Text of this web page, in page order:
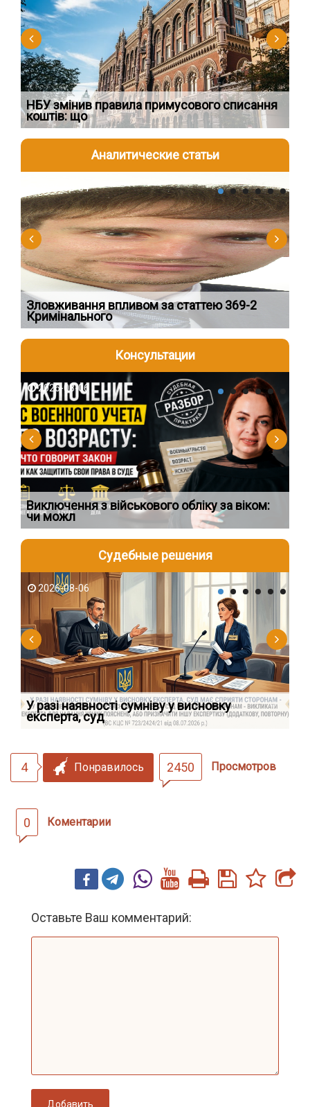
НБУ змінив правила примусового списання
коштів: що
Аналитические статьи
2026-08-04
Зловживання впливом за статтею 369-2
Кримінального
Консультации
2026-08-06
Виключення з військового обліку за віком:
чи можл
Судебные решения
2026-08-06
У разі наявності сумніву у висновку
експерта, суд
4 Понравилось 2450 Просмотров
0 Коментарии
Оставьте Ваш комментарий:
Добавить